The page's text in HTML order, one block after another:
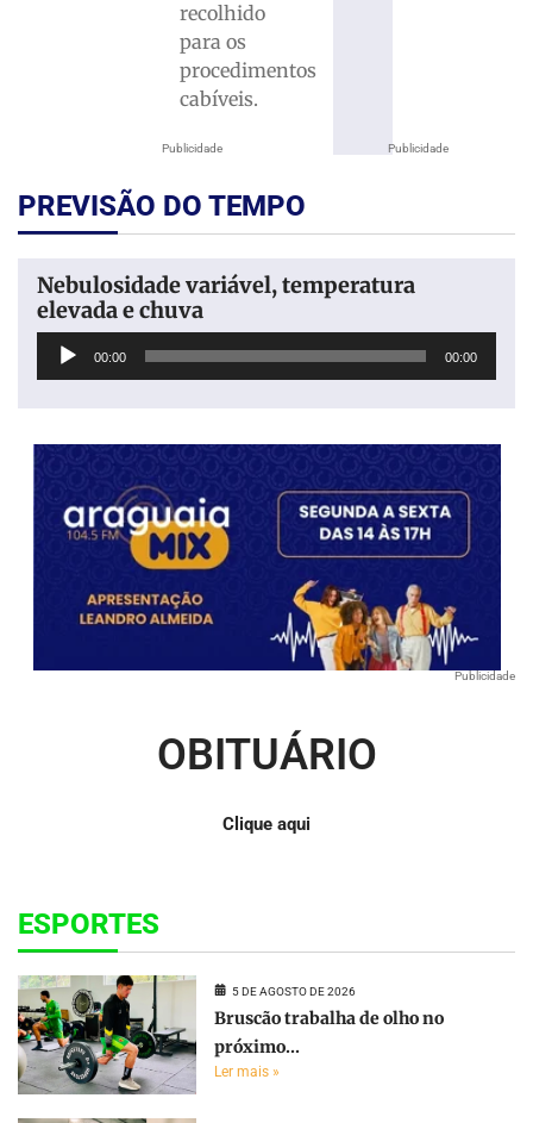
Publicidade
recolhido
para os
procedimentos
cabíveis.
Publicidade
PREVISÃO DO TEMPO
Nebulosidade variável, temperatura
elevada e chuva
Tocador
00:00 00:00
Publicidade
OBITUÁRIO
Clique aqui
ESPORTES
5 DE AGOSTO DE 2026
Bruscão trabalha de olho no
próximo...
Ler mais »